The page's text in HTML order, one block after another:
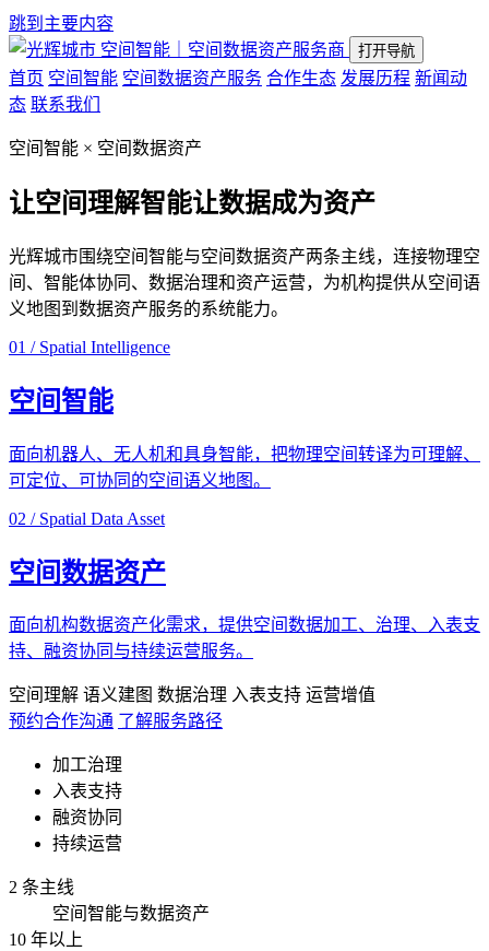
跳到主要内容
空间智能｜空间数据资产服务商
打开导航
首页 空间智能 空间数据资产服务 合作生态 发展历程 新闻动
态 联系我们
空间智能 × 空间数据资产
让空间理解智能让数据成为资产
光辉城市围绕空间智能与空间数据资产两条主线，连接物理空
间、智能体协同、数据治理和资产运营，为机构提供从空间语
义地图到数据资产服务的系统能力。
01 / Spatial Intelligence
空间智能
面向机器人、无人机和具身智能，把物理空间转译为可理解、
可定位、可协同的空间语义地图。
02 / Spatial Data Asset
空间数据资产
面向机构数据资产化需求，提供空间数据加工、治理、入表支
持、融资协同与持续运营服务。
空间理解 语义建图 数据治理 入表支持 运营增值
预约合作沟通 了解服务路径
加工治理
入表支持
融资协同
持续运营
2 条主线
空间智能与数据资产
10 年以上